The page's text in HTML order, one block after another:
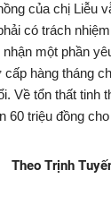
của chị Liễu
có trách
một phần
hàng tháng
Về tổn thất tinh
triệu đồng cho
Theo Trịnh